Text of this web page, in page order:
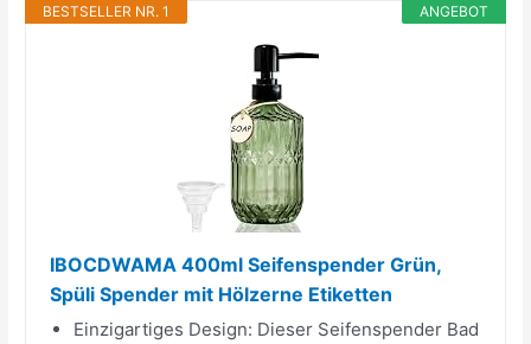
ANGEBOT
BESTSELLER NR. 1
IBOCDWAMA 400ml Seifenspender Grün,
Spüli Spender mit Hölzerne Etiketten
Einzigartiges Design: Dieser Seifenspender Bad